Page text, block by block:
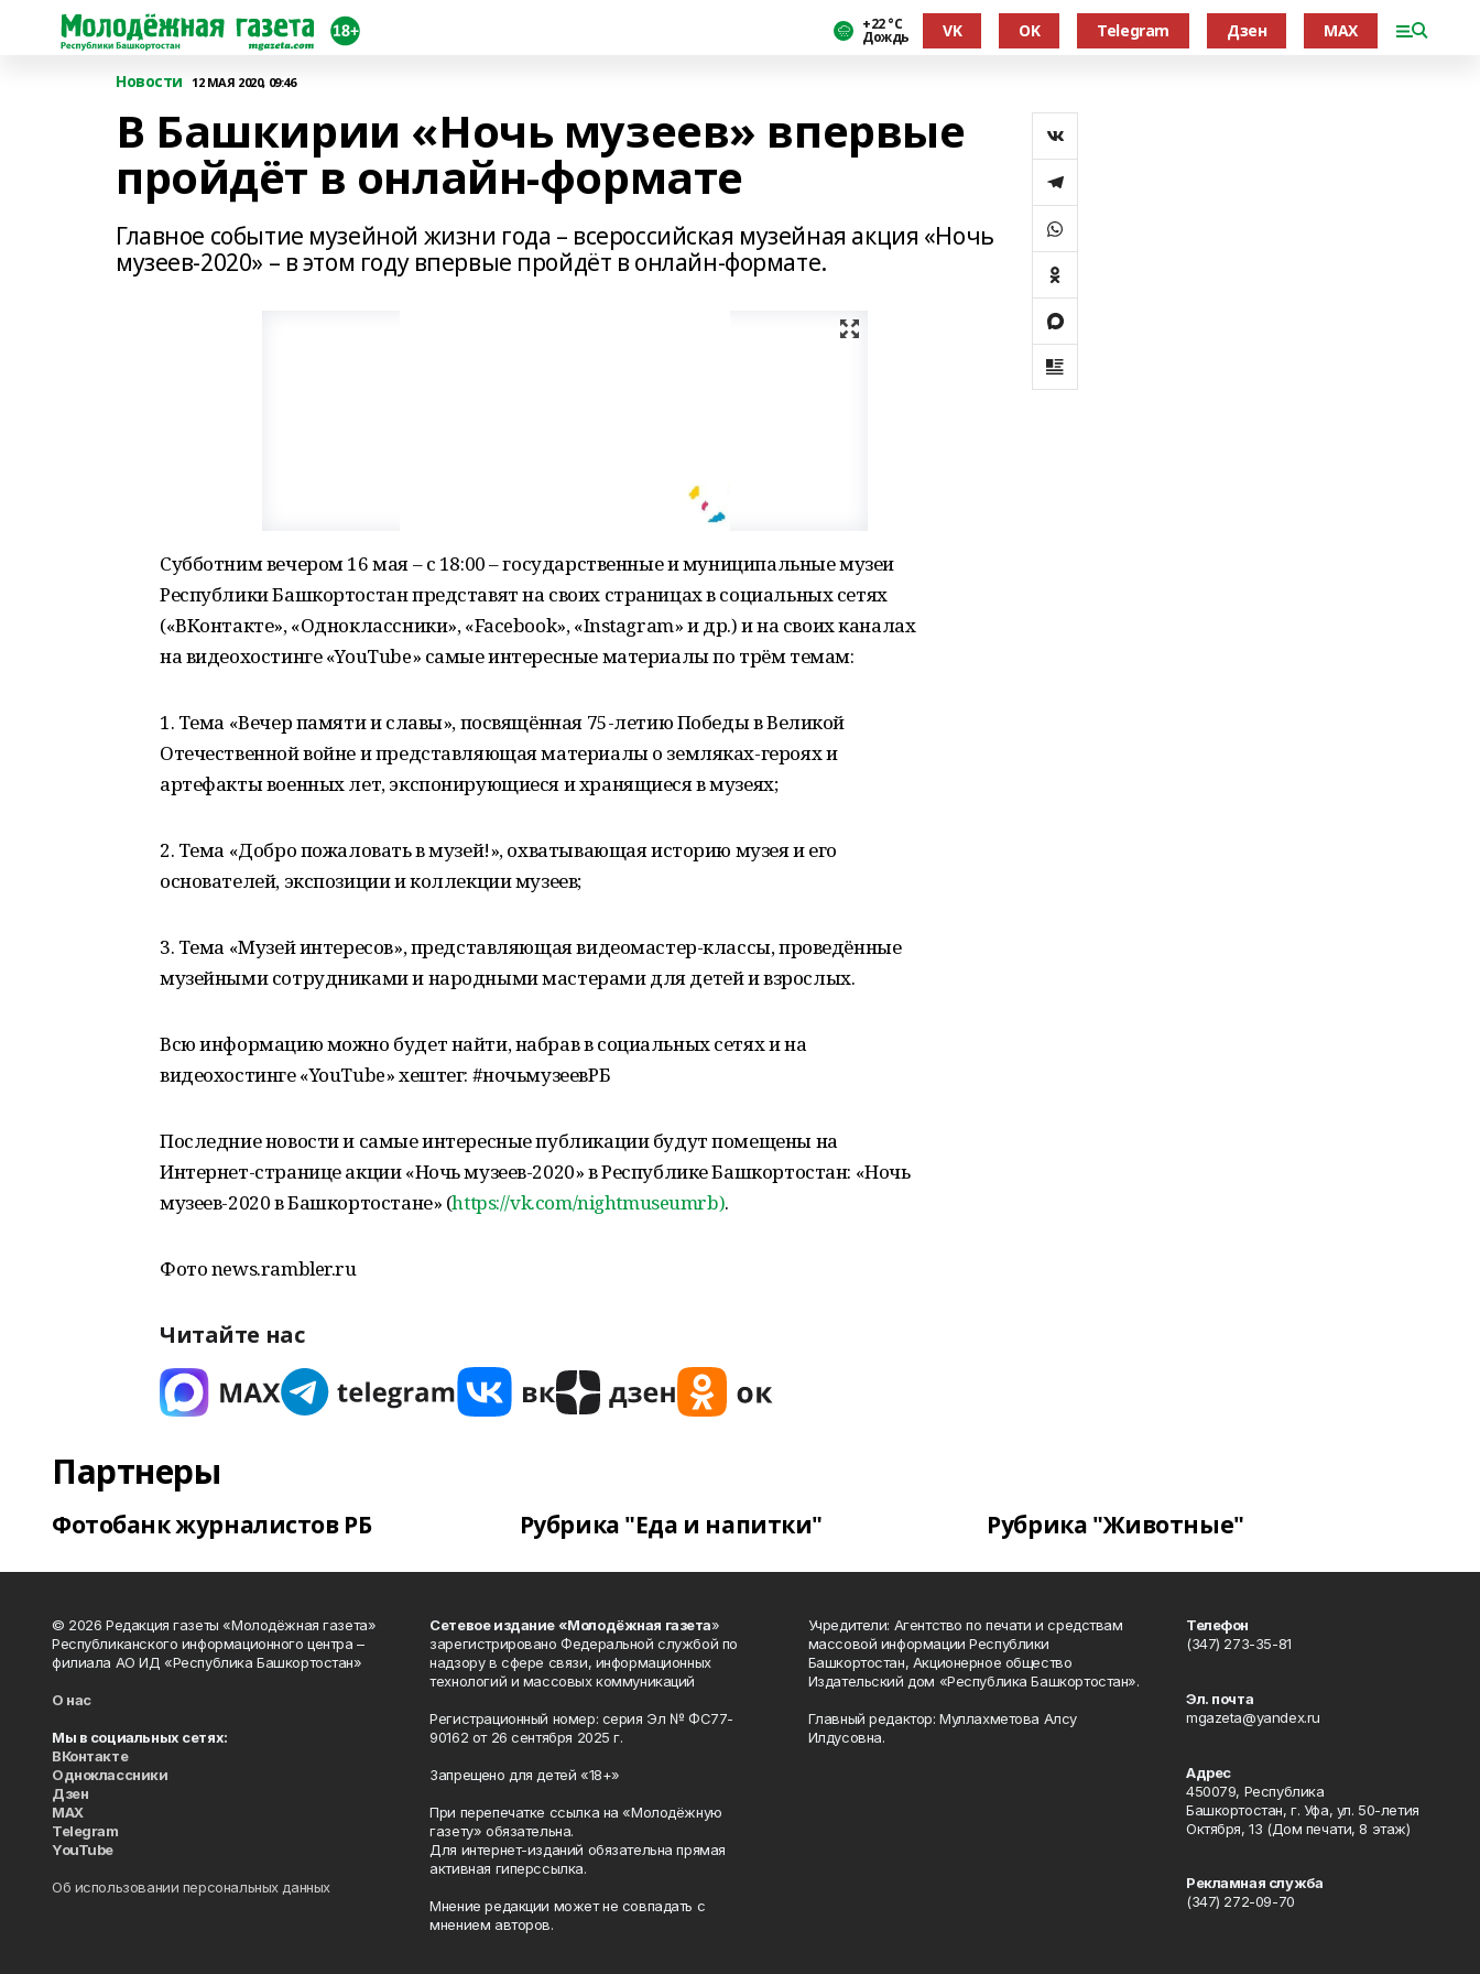
+22 °С
Дождь VK OK Telegram Дзен MAX
Новости 12 МАЯ 2020, 09:46
В Башкирии «Ночь музеев» впервые
пройдёт в онлайн-формате
Главное событие музейной жизни года – всероссийская музейная акция «Ночь
музеев-2020» – в этом году впервые пройдёт в онлайн-формате.
Субботним вечером 16 мая – с 18:00 – государственные и муниципальные музеи
Республики Башкортостан представят на своих страницах в социальных сетях
(«ВКонтакте», «Одноклассники», «Facebook», «Instagram» и др.) и на своих каналах
на видеохостинге «YouTube» самые интересные материалы по трём темам:
1. Тема «Вечер памяти и славы», посвящённая 75-летию Победы в Великой
Отечественной войне и представляющая материалы о земляках-героях и
артефакты военных лет, экспонирующиеся и хранящиеся в музеях;
2. Тема «Добро пожаловать в музей!», охватывающая историю музея и его
основателей, экспозиции и коллекции музеев;
3. Тема «Музей интересов», представляющая видеомастер-классы, проведённые
музейными сотрудниками и народными мастерами для детей и взрослых.
Всю информацию можно будет найти, набрав в социальных сетях и на
видеохостинге «YouTube» хештег: #ночьмузеевРБ
Последние новости и самые интересные публикации будут помещены на
Интернет-странице акции «Ночь музеев-2020» в Республике Башкортостан: «Ночь
музеев-2020 в Башкортостане» (https://vk.com/nightmuseumrb).
Фото news.rambler.ru
Читайте нас
Партнеры
Фотобанк журналистов РБ Рубрика "Еда и напитки" Рубрика "Животные"
© 2026 Редакция газеты «Молодёжная газета»
Республиканского информационного центра –
филиала АО ИД «Республика Башкортостан»
О нас
Мы в социальных сетях:
ВКонтакте
Одноклассники
Дзен
MAX
Telegram
YouTube
Об использовании персональных данных
Сетевое издание «Молодёжная газета»
зарегистрировано Федеральной службой по
надзору в сфере связи, информационных
технологий и массовых коммуникаций
Регистрационный номер: серия Эл № ФС77-
90162 от 26 сентября 2025 г.
Запрещено для детей «18+»
При перепечатке ссылка на «Молодёжную
газету» обязательна.
Для интернет-изданий обязательна прямая
активная гиперссылка.
Мнение редакции может не совпадать с
мнением авторов.
Учредители: Агентство по печати и средствам
массовой информации Республики
Башкортостан, Акционерное общество
Издательский дом «Республика Башкортостан».
Главный редактор: Муллахметова Алсу
Илдусовна.
Телефон
(347) 273-35-81
Эл. почта
mgazeta@yandex.ru
Адрес
450079, Республика
Башкортостан, г. Уфа, ул. 50-летия
Октября, 13 (Дом печати, 8 этаж)
Рекламная служба
(347) 272-09-70